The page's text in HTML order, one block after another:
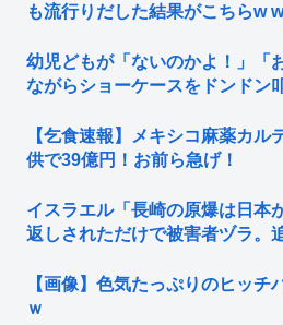
も流行りだした結果がこちらw
幼児どもが「ないのかよ！」「
ながらショーケースをドンドン
【乞食速報】メキシコ麻薬カル
供で39億円！お前ら急げ！
イスラエル「長崎の原爆は日本
返しされただけで被害者ヅラ。
【画像】色気たっぷりのヒッチ
ｗ